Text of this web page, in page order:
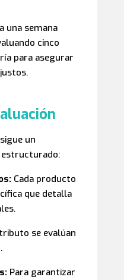
una semana
cinco
para asegurar
un
Cada producto
que detalla
se evalúan
Para garantizar